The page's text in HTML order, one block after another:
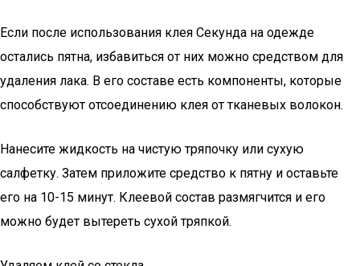
Если после использования клея Секунда на одежде
остались пятна, избавиться от них можно средством для
удаления лака. В его составе есть компоненты, которые
способствуют отсоединению клея от тканевых волокон.
Нанесите жидкость на чистую тряпочку или сухую
салфетку. Затем приложите средство к пятну и оставьте
его на 10-15 минут. Клеевой состав размягчится и его
можно будет вытереть сухой тряпкой.